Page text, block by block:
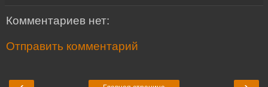
Комментариев нет:
Отправить комментарий